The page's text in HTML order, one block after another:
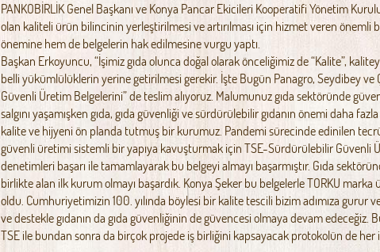
PANKOBİRLİK Genel Başkanı ve Konya Pancar Ekicileri Kooperatifi Yönetim
olan kaliteli ürün bilincinin yerleştirilmesi ve artırılması için hizmet veren
önemine hem de belgelerin hak edilmesine vurgu yaptı.
Başkan Erkoyuncu, “İşimiz gıda olunca doğal olarak önceliğimiz de “Kalite”,
belli yükümlülüklerin yerine getirilmesi gerekir. İşte Bugün Panagro, Seydibey ve
Güvenli Üretim Belgelerini” de teslim alıyoruz. Malumunuz gıda sektöründe
salgını yaşamışken gıda, gıda güvenliği ve sürdürülebilir gıdanın önemi daha
kalite ve hijyeni ön planda tutmuş bir kurumuz. Pandemi sürecinde edinilen
güvenli üretimi sistemli bir yapıya kavuşturmak için TSE-Sürdürülebilir
denetimleri başarı ile tamamlayarak bu belgeyi almayı başarmıştır. Gıda
birlikte alan ilk kurum olmayı başardık. Konya Şeker bu belgelerle TORKU
oldu. Cumhuriyetimizin 100. yılında böylesi bir kalite tescili bizim adımıza gurur
ve destekle gıdanın da gıda güvenliğinin de güvencesi olmaya devam
TSE ile bundan sonra da birçok projede iş birliğini kapsayacak protokolün de her